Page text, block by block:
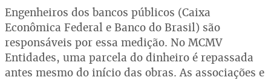
Engenheiros dos bancos públicos (Caixa
Econômica Federal e Banco do Brasil) são
responsáveis por essa medição. No MCMV
Entidades, uma parcela do dinheiro é repassada
antes mesmo do início das obras. As associações e